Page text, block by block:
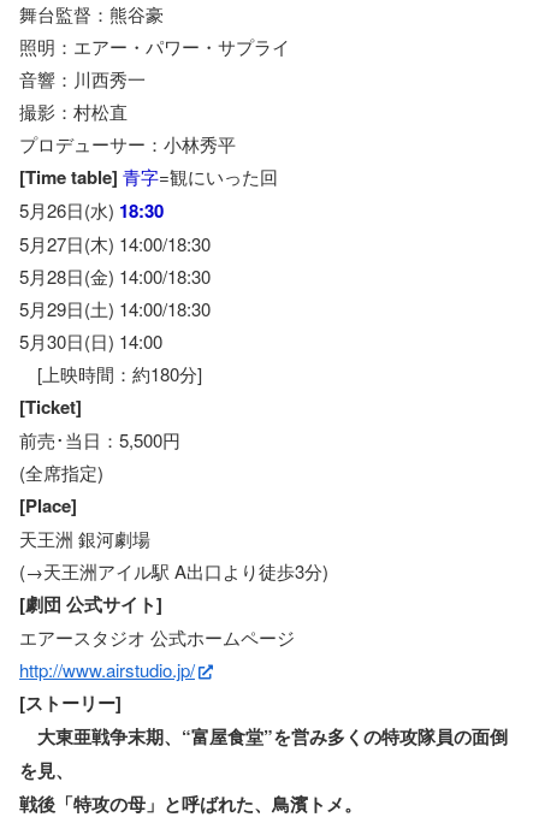
舞台監督：熊谷豪
照明：エアー・パワー・サプライ
音響：川西秀一
撮影：村松直
プロデューサー：小林秀平
[Time table] 青字=観にいった回
5月26日(水) 18:30
5月27日(木) 14:00/18:30
5月28日(金) 14:00/18:30
5月29日(土) 14:00/18:30
5月30日(日) 14:00
[上映時間：約180分]
[Ticket]
前売･当日：5,500円
(全席指定)
[Place]
天王洲 銀河劇場
(→天王洲アイル駅 A出口より徒歩3分)
[劇団 公式サイト]
エアースタジオ 公式ホームページ
http://www.airstudio.jp/
[ストーリー]
大東亜戦争末期、“富屋食堂”を営み多くの特攻隊員の面倒
を見、
戦後「特攻の母」と呼ばれた、鳥濱トメ。